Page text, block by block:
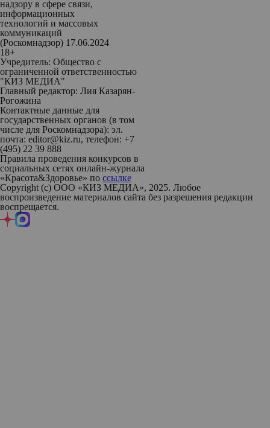
надзору в сфере связи,
информационных
технологий и массовых
коммуникаций
(Роскомнадзор) 17.06.2024
18+
Учредитель: Общество с
ограниченной ответственностью
"КИЗ МЕДИА"
Главный редактор: Лия Казарян-
Рогожина
Контактные данные для
государственных органов (в том
числе для Роскомнадзора): эл.
почта: editor@kiz.ru, телефон: +7
(495) 22 39 888
Правила проведения конкурсов в
социальных сетях онлайн-журнала
«Красота&Здоровье» по ссылке
Copyright (с) ООО «КИЗ МЕДИА», 2025. Любое
воспроизведение материалов сайта без разрешения редакции
воспрещается.